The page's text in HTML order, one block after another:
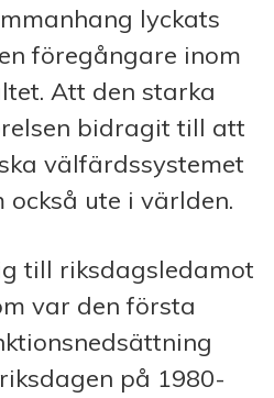
lyckats
föregångare inom
Att den starka
bidragit till att
välfärdssystemet
ute i världen.
till riksdagsledamot
var den första
på 1980-